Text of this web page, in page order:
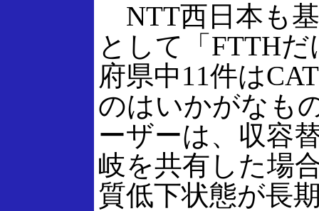
NTT西日本も
として「FTTH
府県中11件は
のはいかがなも
ーザーは、収容
岐を共有した場
質低下状態が長